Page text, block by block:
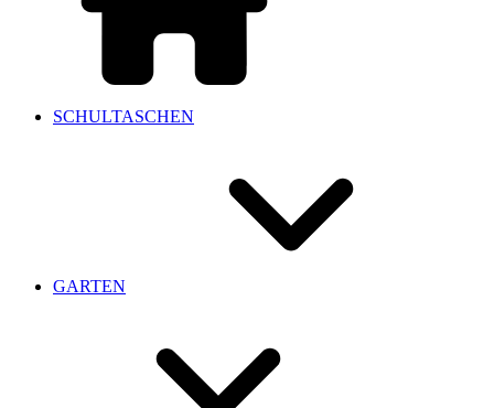
SCHULTASCHEN
GARTEN